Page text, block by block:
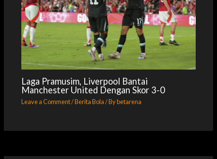
Laga Pramusim, Liverpool Bantai
Manchester United Dengan Skor 3-0
Leave a Comment/Berita Bola/ Bybetarena